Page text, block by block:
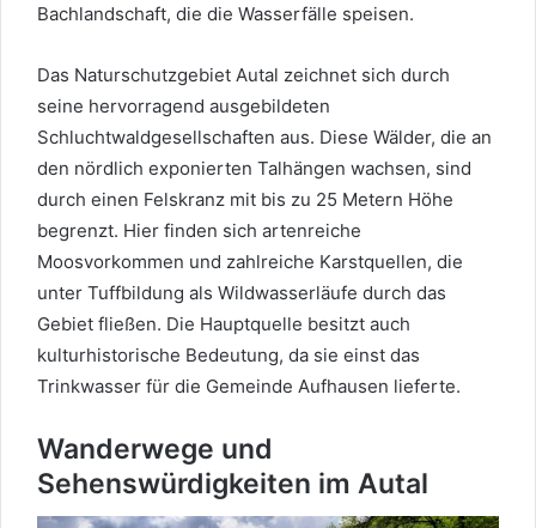
Bachlandschaft, die die Wasserfälle speisen.
Das Naturschutzgebiet Autal zeichnet sich durch
seine hervorragend ausgebildeten
Schluchtwaldgesellschaften aus. Diese Wälder, die an
den nördlich exponierten Talhängen wachsen, sind
durch einen Felskranz mit bis zu 25 Metern Höhe
begrenzt. Hier finden sich artenreiche
Moosvorkommen und zahlreiche Karstquellen, die
unter Tuffbildung als Wildwasserläufe durch das
Gebiet fließen. Die Hauptquelle besitzt auch
kulturhistorische Bedeutung, da sie einst das
Trinkwasser für die Gemeinde Aufhausen lieferte.
Wanderwege und
Sehenswürdigkeiten im Autal